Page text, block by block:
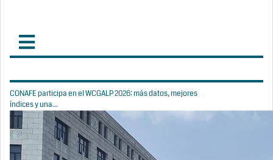
CONAFE participa en el WCGALP 2026: más datos, mejores
índices y una...